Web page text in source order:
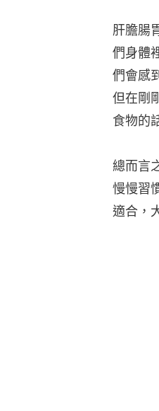
肝膽腸
們身體
們會感
但在剛
食物的
總而言
慢慢習
適合，